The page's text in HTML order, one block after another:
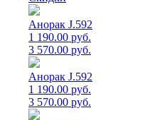
Анорак J.592
1 190.00 руб.
3 570.00 руб.
Анорак J.592
1 190.00 руб.
3 570.00 руб.